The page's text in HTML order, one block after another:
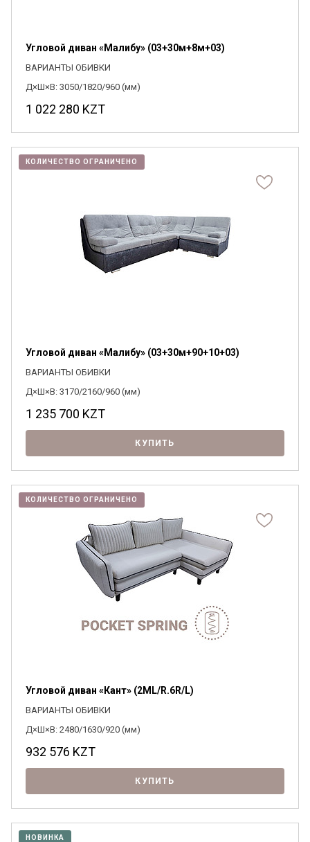
Угловой диван «Малибу» (03+30м+8м+03)
ВАРИАНТЫ ОБИВКИ
Д×Ш×В: 3050/1820/960 (мм)
1 022 280 KZT
КОЛИЧЕСТВО ОГРАНИЧЕНО
Угловой диван «Малибу» (03+30м+90+10+03)
ВАРИАНТЫ ОБИВКИ
Д×Ш×В: 3170/2160/960 (мм)
1 235 700 KZT
КУПИТЬ
КОЛИЧЕСТВО ОГРАНИЧЕНО
Угловой диван «Кант» (2МL/R.6R/L)
ВАРИАНТЫ ОБИВКИ
Д×Ш×В: 2480/1630/920 (мм)
932 576 KZT
КУПИТЬ
НОВИНКА